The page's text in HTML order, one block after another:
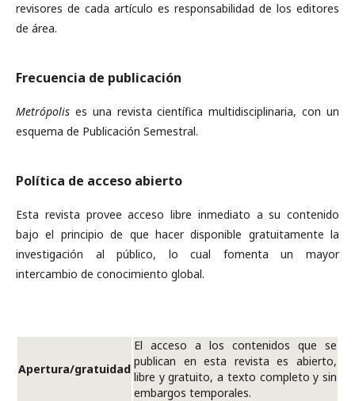
revisores de cada artículo es responsabilidad de los editores
de área.
Frecuencia de publicación
Metrópolis es una revista científica multidisciplinaria, con un
esquema de Publicación Semestral.
Política de acceso abierto
Esta revista provee acceso libre inmediato a su contenido
bajo el principio de que hacer disponible gratuitamente la
investigación al público, lo cual fomenta un mayor
intercambio de conocimiento global.
Apertura/gratuidad
El acceso a los contenidos que se
publican en esta revista es abierto,
libre y gratuito, a texto completo y sin
embargos temporales.